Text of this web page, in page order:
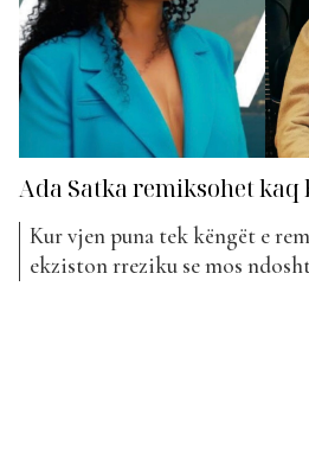
Ada Satka remiksohet
Kur vjen puna tek këngët e
ekziston rreziku se mos